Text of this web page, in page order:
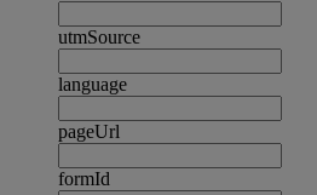
utmSource
language
pageUrl
formId